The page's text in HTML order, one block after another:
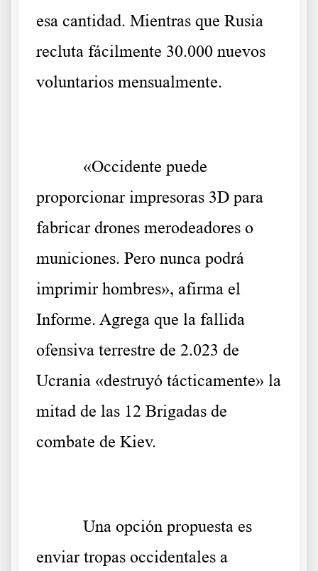
esa cantidad. Mientras que Rusia
recluta fácilmente 30.000 nuevos
voluntarios mensualmente.
«Occidente puede
proporcionar impresoras 3D para
fabricar drones merodeadores o
municiones. Pero nunca podrá
imprimir hombres», afirma el
Informe. Agrega que la fallida
ofensiva terrestre de 2.023 de
Ucrania «destruyó tácticamente» la
mitad de las 12 Brigadas de
combate de Kiev.
Una opción propuesta es
enviar tropas occidentales a